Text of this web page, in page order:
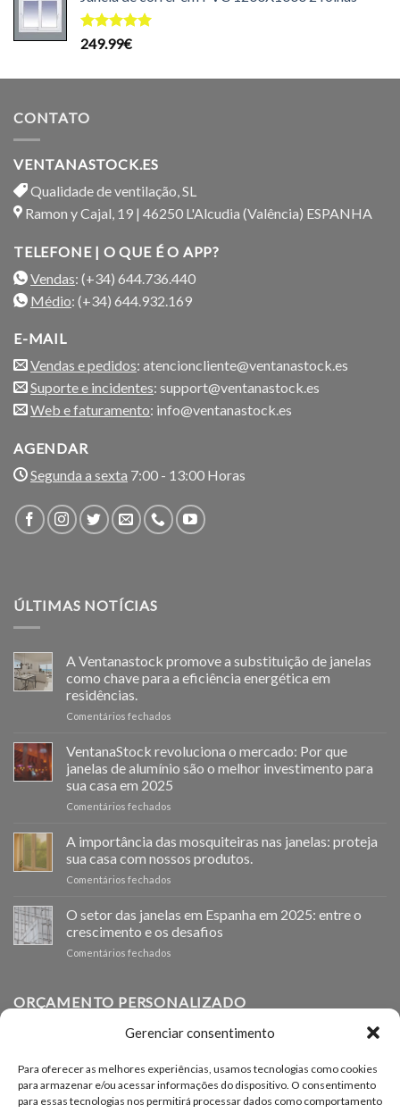
Gerenciar consentimento
Para oferecer as melhores experiências, usamos tecnologias como cookies
para armazenar e/ou acessar informações do dispositivo. O consentimento
para essas tecnologias nos permitirá processar dados como comportamento
era:
Avaliação
249.99€
CONTATO
VENTANASTOCK.ES
Qualidade de ventilação, SL
Ramon y Cajal, 19 | 46250 L'Alcudia (Valência) ESPANHA
TELEFONE | O QUE É O APP?
Vendas: (+34) 644.736.440
Médio: (+34) 644.932.169
E-MAIL
Vendas e pedidos: atencioncliente@ventanastock.es
Suporte e incidentes: support@ventanastock.es
Web e faturamento: info@ventanastock.es
AGENDAR
Segunda a sexta 7:00 - 13:00 Horas
ÚLTIMAS NOTÍCIAS
A Ventanastock promove a substituição de janelas
como chave para a eficiência energética em
residências.
Comentários fechados
impulsa
el
cambio
de
la
en
los
VentanaStock revoluciona o mercado: Por que
janelas de alumínio são o melhor investimento para
sua casa em 2025
Comentários fechados
VentanaStock
revoluciona
el
qué
las
la
inversión
tu
2025
A importância das mosquiteiras nas janelas: proteja
sua casa com nossos produtos.
Comentários fechados
importancia
de
las
ventanas:
tu
nuestros
productos.
O setor das janelas em Espanha em 2025: entre o
crescimento e os desafios
Comentários fechados
de
las
en
2025:
entre
ORÇAMENTO PERSONALIZADO
solicitar um orçamento personalizado em nosso formulário
de solicitação de orçamento.